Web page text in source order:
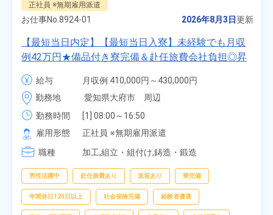
正社員 ※無期雇用派遣
お仕事No. 8924-01 2026年8月3日更新
【最短当日内定】【最短当日入寮】未経験でも月収
例42万円★備品付き寮完備＆赴任旅費会社負担◎昇
給・業績賞与あり！組立や塗装など自動車製造の各
種作業！《愛知県大府市》
給与
月収例 410,000円～430,000円
月給 277,000円～277,000円
勤務地
愛知県大府市　周辺
勤務時間
[1] 08:00～16:50
[2] 06:25～15:10
[3] 17:05～01:50
雇用形態
正社員 ※無期雇用派遣
職種
加工,組立・組付け,鋳造・鍛造
男性活躍中 赴任旅費あり 送迎あり 寮完備
年間休日120日以上 社会保険完備 経験者優遇